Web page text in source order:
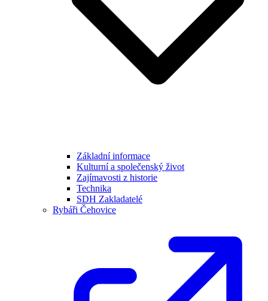
Základní informace
Kulturní a společenský život
Zajímavosti z historie
Technika
SDH Zakladatelé
Rybáři Čehovice